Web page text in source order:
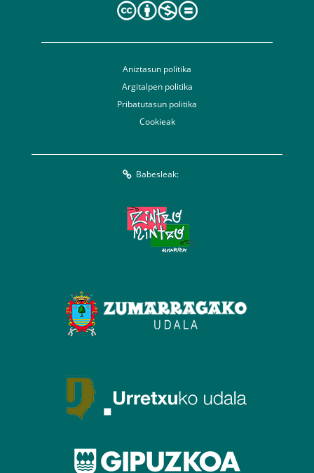
Aniztasun politika
Argitalpen politika
Pribatutasun politika
Cookieak
Babesleak: